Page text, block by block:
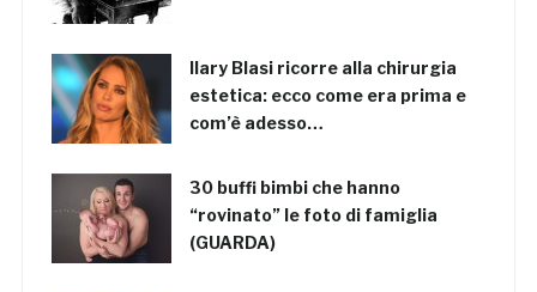
Ilary Blasi ricorre alla chirurgia
estetica: ecco come era prima e
com’è adesso…
30 buffi bimbi che hanno
“rovinato” le foto di famiglia
(GUARDA)